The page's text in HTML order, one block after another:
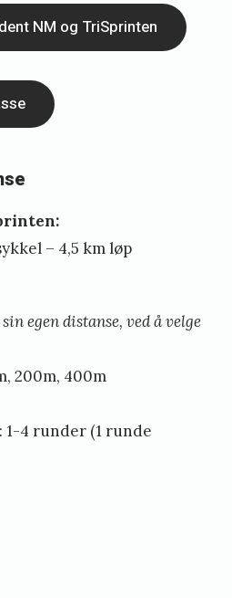
NM og TriSprinten
– 4,5 km løp
egen distanse, ved å velge
200m, 400m
4 runder (1 runde